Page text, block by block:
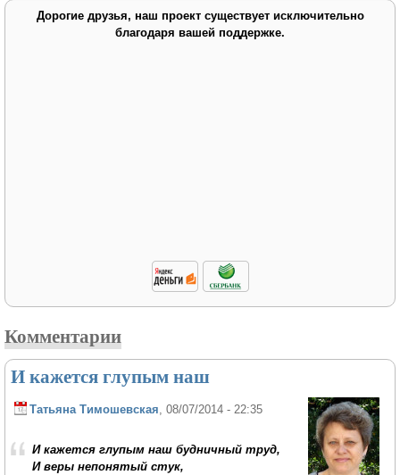
Дорогие друзья, наш проект существует исключительно
благодаря вашей поддержке.
Комментарии
И кажется глупым наш
Татьяна Тимошевская, 08/07/2014 - 22:35
И кажется глупым наш будничный труд,
И веры непонятый стук,